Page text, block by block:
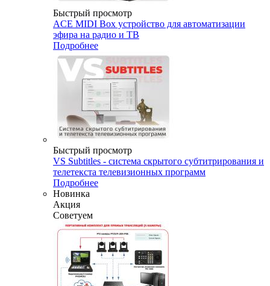
Быстрый просмотр
ACE MIDI Box устройство для автоматизации
эфира на радио и ТВ
Подробнее
Быстрый просмотр
VS Subtitles - система скрытого субтитрирования и
телетекста телевизионных программ
Подробнее
Новинка
Акция
Советуем